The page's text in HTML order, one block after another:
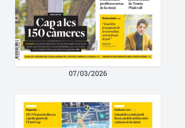
07/03/2026